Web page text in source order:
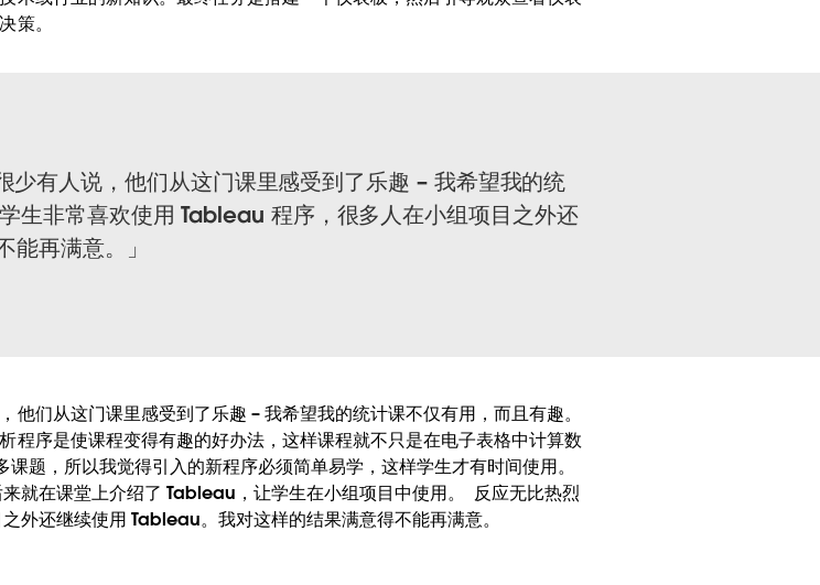
策。
有人说，他们从这门课里感受到了乐趣 – 我希望我的统
生非常喜欢使用 Tableau 程序，很多人在小组项目之外还
再满意。
们从这门课里感受到了乐趣 – 我希望我的统计课不仅有用，而且有趣。
程序是使课程变得有趣的好办法，这样课程就不只是在电子表格中计算数
题，所以我觉得引入的新程序必须简单易学，这样学生才有时间使用。
就在课堂上介绍了 Tableau，让学生在小组项目中使用。 反应无比热烈
外还继续使用 Tableau。我对这样的结果满意得不能再满意。